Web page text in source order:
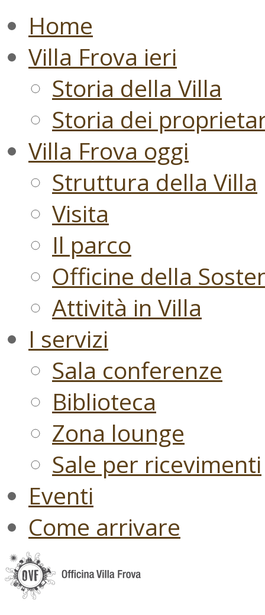
Home
Villa Frova ieri
Storia della Villa
Storia dei
Villa Frova oggi
Struttura della Villa
Visita
Il parco
Officine della
Attività in Villa
I servizi
Sala conferenze
Biblioteca
Zona lounge
Sale per ricevimenti
Eventi
Come arrivare